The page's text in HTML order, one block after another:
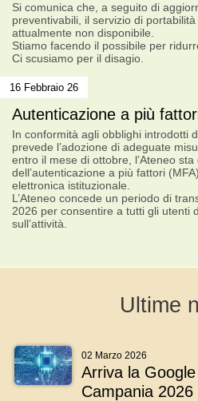
Si comunica che, a seguito di
preventivabili, il servizio di
attualmente non disponibile.
Stiamo facendo il possibile per
Ci scusiamo per il disagio.
16 Febbraio 26
Autenticazione a più
In conformità agli obblighi introdotti
prevede l’adozione di adeguate
entro il mese di ottobre, l’Ateneo
dell’autenticazione a più fattori
elettronica istituzionale.
L’Ateneo concede un periodo di
2026 per consentire a tutti gli utenti
sull’attività.
Ultime
02 Marzo 2026
Arriva la
Campania